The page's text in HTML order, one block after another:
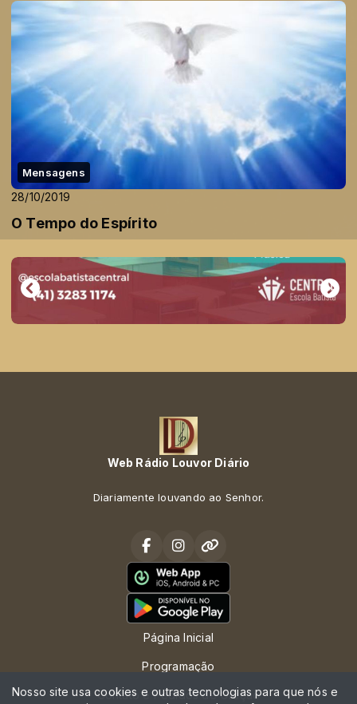
Mensagens
28/10/2019
O Tempo do Espírito
Web Rádio Louvor Diário
Diariamente louvando ao Senhor.
Página Inicial
Programação
Contato e Pedidos de Oração
Nosso site usa cookies e outras tecnologias para que nós e